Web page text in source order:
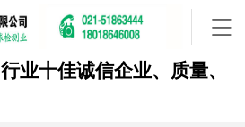
业十佳诚信企业、质量、